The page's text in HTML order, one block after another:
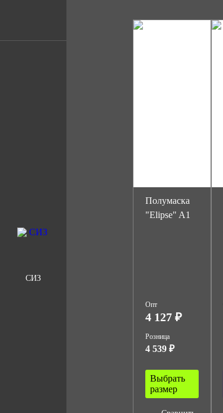
СИЗ
Полумаска
"Elipse" A1
Опт
4 127 ₽
Розница
4 539 ₽
Выбрать
размер